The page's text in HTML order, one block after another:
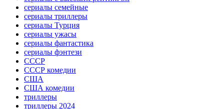
сериалы семейные
сериалы триллеры
сериалы Турция
сериалы ужасы
сериалы фантастика
сериалы фэнтези
СССР
СССР комедии
США
США комедии
триллеры
триллеры 2024